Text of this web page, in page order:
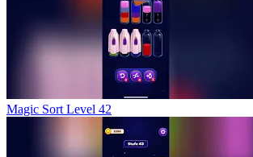
Magic Sort Level 42